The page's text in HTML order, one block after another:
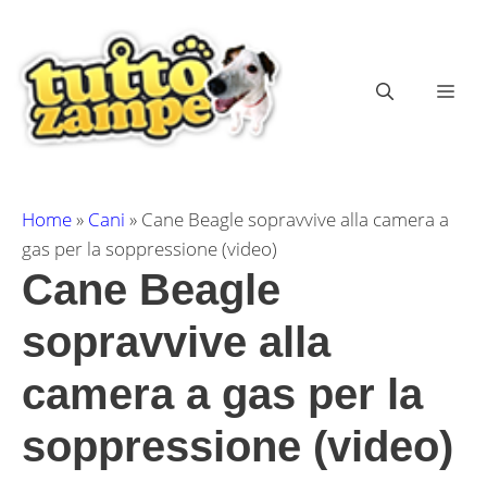
contenuto
Home» Cani » Cane Beagle sopravvive alla camera a
gas per la soppressione (video)
Cane Beagle
sopravvive alla
camera a gas per la
soppressione (video)